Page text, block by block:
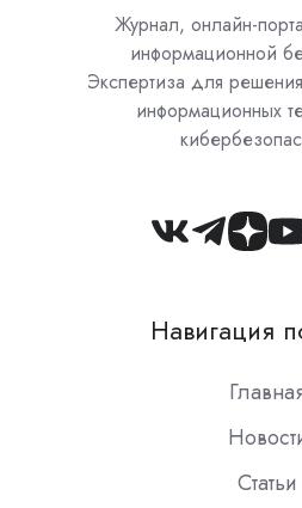
Журнал, онлайн-
информационной
Экспертиза для
информационных
Навигация
Статьи